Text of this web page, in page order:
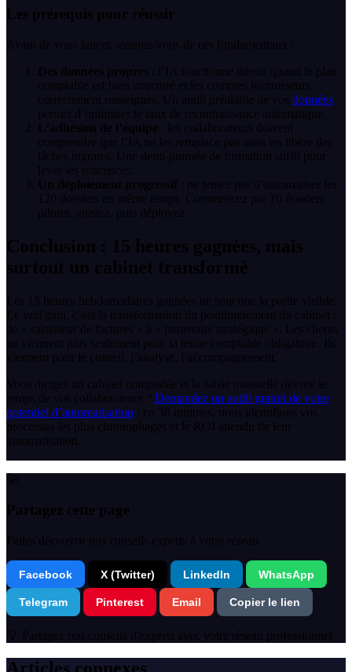
Les prérequis pour réussir
Avant de vous lancer, assurez-vous de ces fondamentaux :
Des données propres : l’IA fonctionne mieux quand le plan
comptable est bien structuré et les comptes fournisseurs
correctement renseignés. Un audit préalable de vos données
permet d’optimiser le taux de reconnaissance automatique.
L’adhésion de l’équipe : les collaborateurs doivent
comprendre que l’IA ne les remplace pas mais les libère des
tâches ingrates. Une demi-journée de formation suffit pour
lever les réticences.
Un déploiement progressif : ne tentez pas d’automatiser les
120 dossiers en même temps. Commencez par 10 dossiers
pilotes, ajustez, puis déployez.
Conclusion : 15 heures gagnées, mais
surtout un cabinet transformé
Les 15 heures hebdomadaires gagnées ne sont que la partie visible.
Le vrai gain, c’est la transformation du positionnement du cabinet :
de « saisisseur de factures » à « partenaire stratégique ». Les clients
ne viennent plus seulement pour la tenue comptable obligatoire. Ils
viennent pour le conseil, l’analyse, l’accompagnement.
Vous dirigez un cabinet comptable et la saisie manuelle dévore le
temps de vos collaborateurs ? Demandez un audit gratuit de votre
potentiel d’automatisation : en 30 minutes, nous identifions vos
processus les plus chronophages et le ROI attendu de leur
automatisation.
🚀
Partagez cette page
Faites découvrir nos conseils experts à votre réseau
Facebook X (Twitter) LinkedIn WhatsApp
Telegram Pinterest Email Copier le lien
💡 Partagez nos conseils d'experts avec votre réseau professionnel